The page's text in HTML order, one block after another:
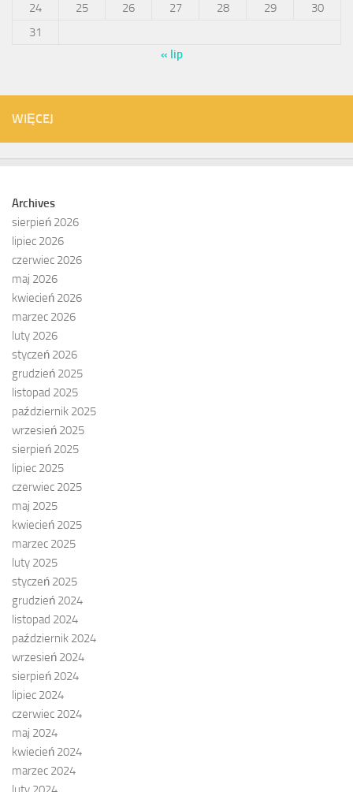
24
25 26 27 28 29
30
31
« lip
WIĘCEJ
Archives
sierpień 2026
lipiec 2026
czerwiec 2026
maj 2026
kwiecień 2026
marzec 2026
luty 2026
styczeń 2026
grudzień 2025
listopad 2025
październik 2025
wrzesień 2025
sierpień 2025
lipiec 2025
czerwiec 2025
maj 2025
kwiecień 2025
marzec 2025
luty 2025
styczeń 2025
grudzień 2024
listopad 2024
październik 2024
wrzesień 2024
sierpień 2024
lipiec 2024
czerwiec 2024
maj 2024
kwiecień 2024
marzec 2024